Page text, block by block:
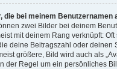
die bei meinem Benutzernamen
zwei Bilder bei deinem
mit deinem Rang verknüpft:
deine Beitragszahl oder deinen
größere, Bild wird auch als
der Regel um ein persönliches